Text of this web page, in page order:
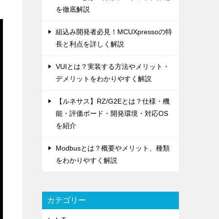
を徹底解説
組込み開発者必見！MCUXpressoの特
長と利点を詳しく解説
VUIとは？実装する方法やメリット・
デメリットをわかりやすく解説
【ルネサス】RZ/G2Eとは？仕様・機
能・評価ボード・開発環境・対応OS
を紹介
Modbusとは？概要やメリット、種類
をわかりやすく解説
カテゴリー